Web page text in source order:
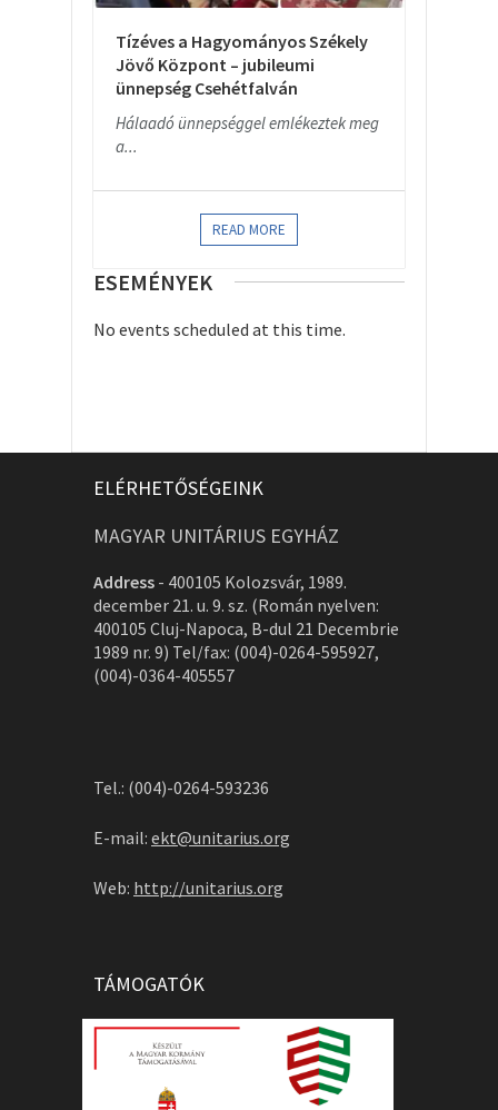
Tízéves a Hagyományos Székely
Jövő Központ – jubileumi
ünnepség Csehétfalván
Hálaadó ünnepséggel emlékeztek meg
a...
READ MORE
ESEMÉNYEK
No events scheduled at this time.
ELÉRHETŐSÉGEINK
MAGYAR UNITÁRIUS EGYHÁZ
Address - 400105 Kolozsvár, 1989.
december 21. u. 9. sz. (Román nyelven:
400105 Cluj-Napoca, B-dul 21 Decembrie
1989 nr. 9) Tel/fax: (004)-0264-595927,
(004)-0364-405557
Tel.: (004)-0264-593236
E-mail: ekt@unitarius.org
Web: http://unitarius.org
TÁMOGATÓK